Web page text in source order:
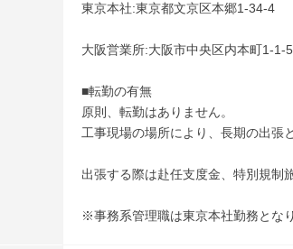
東京本社:東京都文京区本郷1-34-4
大阪営業所:大阪市中央区内本町1-1-
■転勤の有無
原則、転勤はありません。
工事現場の場所により、長期の出張
出張する際は赴任支度金、特別規制
※事務系管理職は東京本社勤務とな